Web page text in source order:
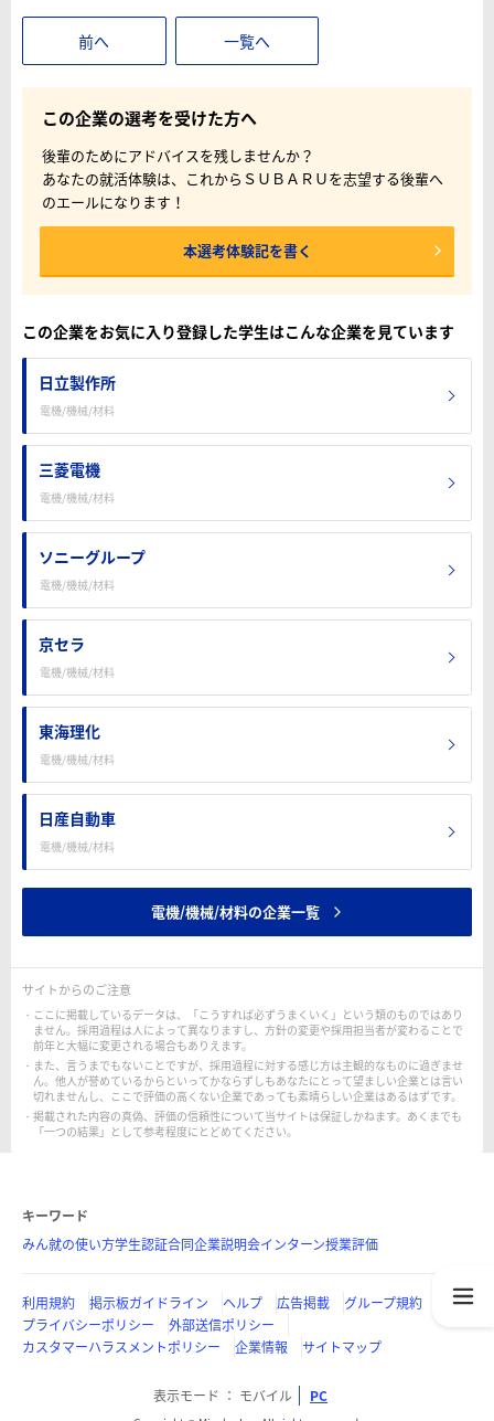
前へ 一覧へ
この企業の選考を受けた方へ
後輩のためにアドバイスを残しませんか？
あなたの就活体験は、これからＳＵＢＡＲＵを志望する後輩へ
のエールになります！
本選考体験記を書く
この企業をお気に入り登録した学生はこんな企業を見ています
日立製作所
電機/機械/材料
三菱電機
電機/機械/材料
ソニーグループ
電機/機械/材料
京セラ
電機/機械/材料
東海理化
電機/機械/材料
日産自動車
電機/機械/材料
電機/機械/材料の企業一覧
サイトからのご注意
ここに掲載しているデータは、「こうすれば必ずうまくいく」という類のものではあり
ません。採用過程は人によって異なりますし、方針の変更や採用担当者が変わることで
前年と大幅に変更される場合もありえます。
また、言うまでもないことですが、採用過程に対する感じ方は主観的なものに過ぎませ
ん。他人が誉めているからといってかならずしもあなたにとって望ましい企業とは言い
切れませんし、ここで評価の高くない企業であっても素晴らしい企業はあるはずです。
掲載された内容の真偽、評価の信頼性について当サイトは保証しかねます。あくまでも
「一つの結果」として参考程度にとどめてください。
キーワード
みん就の使い方学生認証合同企業説明会インターン授業評価
利用規約 掲示板ガイドライン ヘルプ 広告掲載
グループ規約
プライバシーポリシー
外部送信ポリシー
カスタマーハラスメントポリシー
企業情報 サイトマップ
表示モード モバイル PC